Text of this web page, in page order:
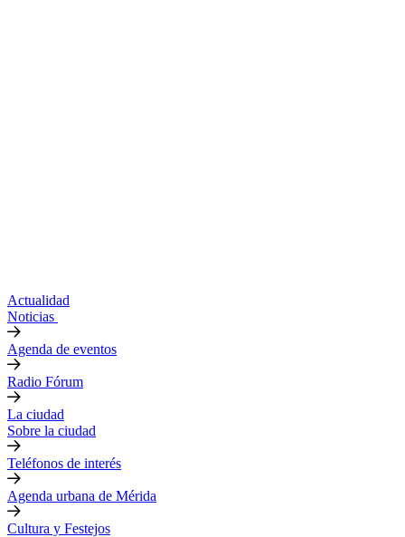
Actualidad
Noticias
Agenda de eventos
Radio Fórum
La ciudad
Sobre la ciudad
Teléfonos de interés
Agenda urbana de Mérida
Cultura y Festejos